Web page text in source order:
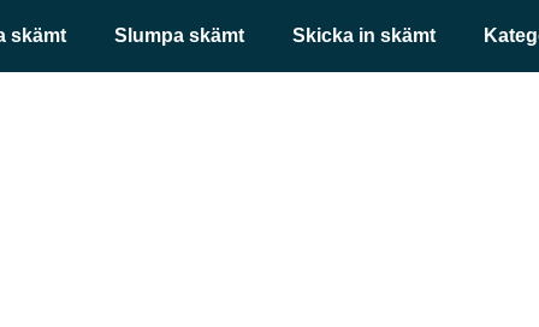
skämt Slumpa skämt Skicka in skämt